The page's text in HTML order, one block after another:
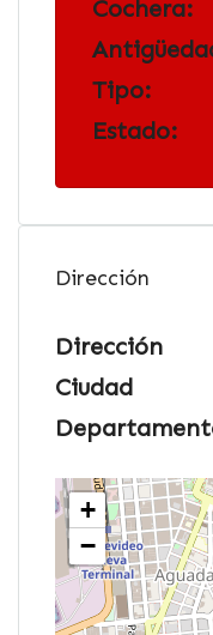
Cochera:
Tipo:
Estado:
Dirección
Dirección
Ciudad
+
−